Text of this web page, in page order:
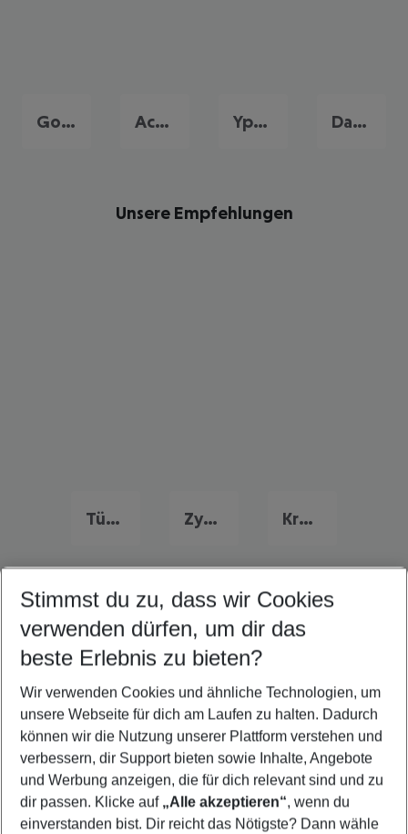
Gouvia Acharavi Ypsos Dassia
Unsere Empfehlungen
Türkei Urlaub Zypern Urlaub Kroatien Urlaub
Quicklinks
Familienurlaub Korfu Stadt
Frübucher Angebote Korfu Stadt für 2026
Pauschalreisen Korfu Stadt
Flug & Hotel Korfu Stadt
Last Minute Korfu Stadt
Stimmst du zu, dass wir Cookies
verwenden dürfen, um dir das
beste Erlebnis zu bieten?
Wir verwenden Cookies und ähnliche Technologien, um
unsere Webseite für dich am Laufen zu halten. Dadurch
können wir die Nutzung unserer Plattform verstehen und
verbessern, dir Support bieten sowie Inhalte, Angebote
und Werbung anzeigen, die für dich relevant sind und zu
dir passen. Klicke auf „Alle akzeptieren“, wenn du
einverstanden bist. Dir reicht das Nötigste? Dann wähle